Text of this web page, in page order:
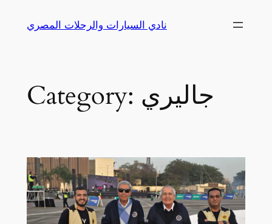
نادي السيارات والرحلات المصري
Category: جاليري